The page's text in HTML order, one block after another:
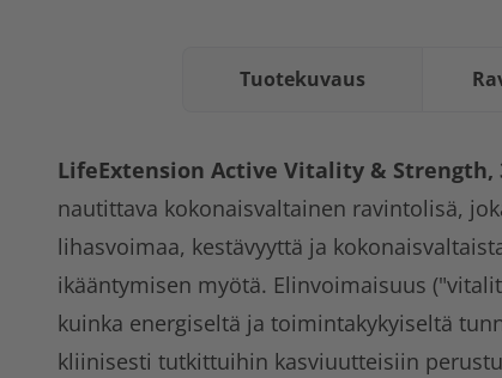
Tuotekuvaus
LifeExtension Active Vitality & Strength,
nautittava kokonaisvaltainen ravintolisä,
lihasvoimaa, kestävyyttä ja
ikääntymisen myötä. Elinvoimaisuus
kuinka energiseltä ja toimintakykyiseltä
kliinisesti tutkittuihin kasviuutteisiin